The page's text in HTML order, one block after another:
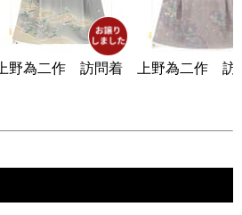
上野為二作 訪問着 上野為二作 訪